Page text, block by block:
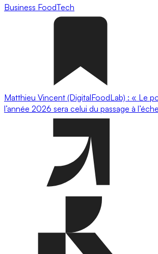
Business FoodTech
Matthieu Vincent (DigitalFoodLab) : « Le
l’année 2026 sera celui du passage à